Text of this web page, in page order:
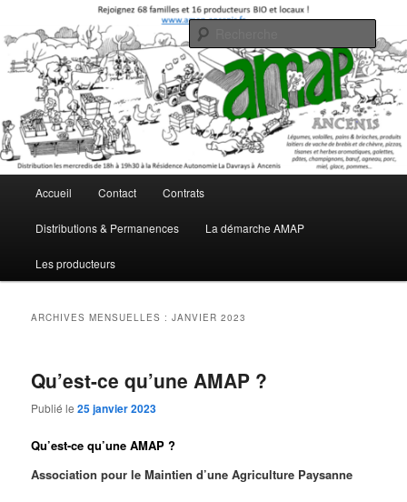
contenu
principal
contenu
secondaireAMAP Ancenis
Association pour le Maintien de l'Agriculture Paysanne
principal
Accueil Contact Contrats
Distributions & Permanences La démarche AMAP
Les producteurs
ARCHIVES MENSUELLES :JANVIER 2023
Qu’est-ce qu’une AMAP ?
Publié le25 janvier 2023
Qu’est-ce qu’une AMAP ?
Association pour le Maintien d’une Agriculture Paysanne